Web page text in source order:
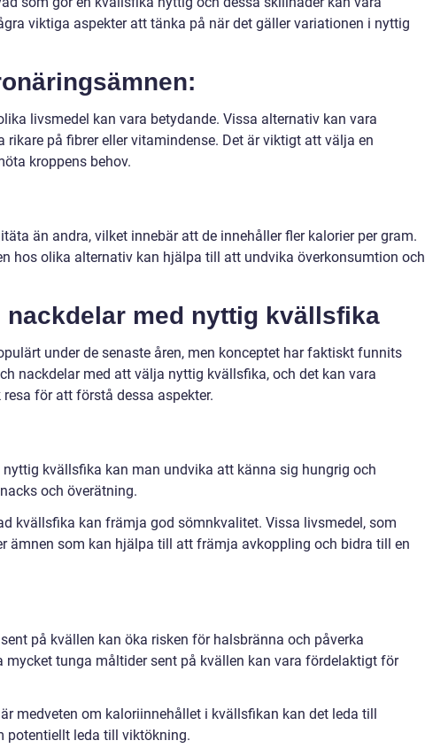
viktiga aspekter att tänka på när det gäller variationen i nyttig
livsmedel kan vara betydande. Vissa alternativ kan vara
rikare på fibrer eller vitamindense. Det är viktigt att välja en
kroppens behov.
än andra, vilket innebär att de innehåller fler kalorier per gram.
hos olika alternativ kan hjälpa till att undvika överkonsumtion och
med nyttig kvällsfika
under de senaste åren, men konceptet har faktiskt funnits
nackdelar med att välja nyttig kvällsfika, och det kan vara
för att förstå dessa aspekter.
kvällsfika kan man undvika att känna sig hungrig och
och överätning.
kvällsfika kan främja god sömnkvalitet. Vissa livsmedel, som
ämnen som kan hjälpa till att främja avkoppling och bidra till en
på kvällen kan öka risken för halsbränna och påverka
tunga måltider sent på kvällen kan vara fördelaktigt för
medveten om kaloriinnehållet i kvällsfikan kan det leda till
potentiellt leda till viktökning.